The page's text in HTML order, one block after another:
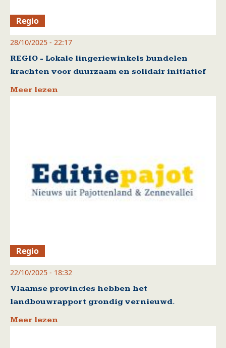
Regio
28/10/2025 - 22:17
REGIO - Lokale lingeriewinkels bundelen
krachten voor duurzaam en solidair initiatief
Meer lezen
Regio
22/10/2025 - 18:32
Vlaamse provincies hebben het
landbouwrapport grondig vernieuwd.
Meer lezen